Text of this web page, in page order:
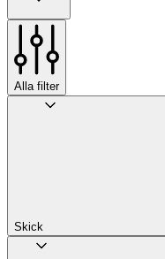
Alla filter
Skick